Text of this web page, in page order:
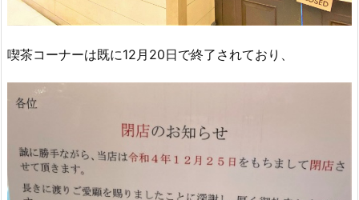
喫茶コーナーは既に12月20日で終了されており、